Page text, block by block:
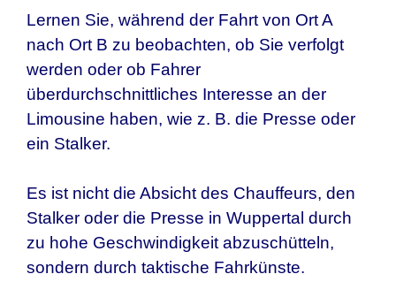
Lernen Sie, während der Fahrt von Ort A
nach Ort B zu beobachten, ob Sie verfolgt
werden oder ob Fahrer
überdurchschnittliches Interesse an der
Limousine haben, wie z. B. die Presse oder
ein Stalker.
Es ist nicht die Absicht des Chauffeurs, den
Stalker oder die Presse in Wuppertal durch
zu hohe Geschwindigkeit abzuschütteln,
sondern durch taktische Fahrkünste.